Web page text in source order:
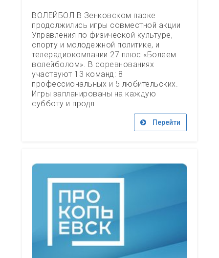
ВОЛЕЙБОЛ В Зенковском парке
продолжились игры совместной акции
Управления по физической культуре,
спорту и молодежной политике, и
телерадиокомпании 27 плюс «Болеем
волейболом». В соревнованиях
участвуют 13 команд: 8
профессиональных и 5 любительских.
Игры запланированы на каждую
субботу и продл…
Перейти